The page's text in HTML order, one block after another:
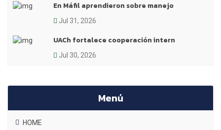
En Máfil aprendieron sobre manejo
Jul 31, 2026
UACh fortalece cooperación intern
Jul 30, 2026
Menú
HOME